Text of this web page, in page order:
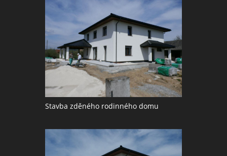
Stavba zděného rodinného domu